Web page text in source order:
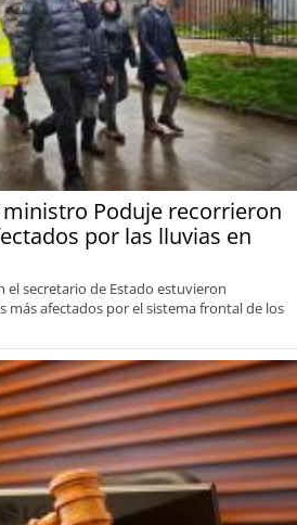
Poduje recorrieron
por las lluvias en
el secretario de Estado estuvieron
más afectados por el sistema frontal de los